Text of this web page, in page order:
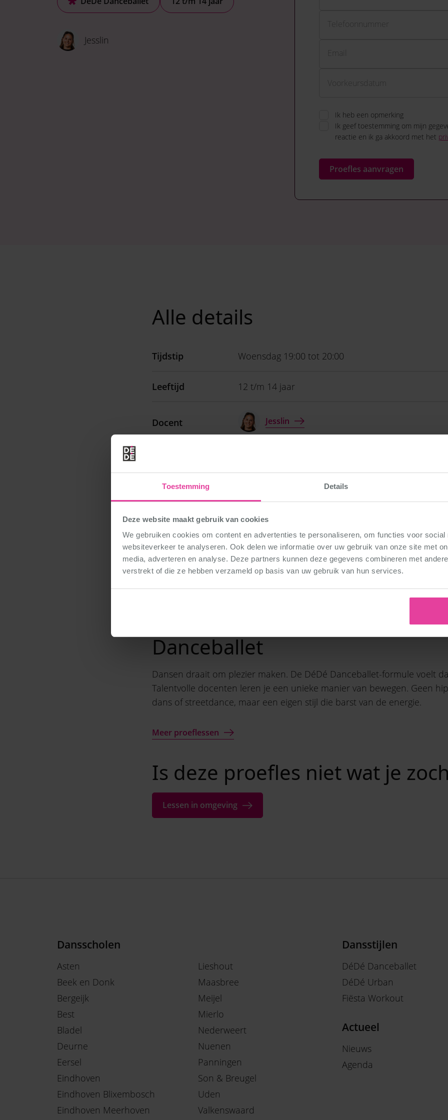
Toestemming Details
Deze website maakt gebruik van cookies
We gebruiken cookies om content en advertenties te personaliseren, om functies voor social
websiteverkeer te analyseren. Ook delen we informatie over uw gebruik van onze site met
media, adverteren en analyse. Deze partners kunnen deze gegevens combineren met
verstrekt of die ze hebben verzameld op basis van uw gebruik van hun services.
Jesslin
Telefoonnummer
Ik heb een opmerking
Ik geef toestemming om mijn
reactie en ik ga akkoord met het
Proefles aanvragen
Alle details
Tijdstip Woensdag 19:00 tot 20:00
Leeftijd 12 t/m 14 jaar
Docent Jesslin
Sporthal De Schop
5721 CN Asten
Route
Gewoon lekker dansen bij
Danceballet
Dansen draait om plezier maken. De DéDé Danceballet-formule voelt
Talentvolle docenten leren je een unieke manier van bewegen. Geen
dans of streetdance, maar een eigen stijl die barst van de energie.
Meer proeflessen
Is deze proefles niet wat je
Lessen in omgeving
Dansscholen
Asten
Beek en Donk
Bergeijk
Best
Bladel
Deurne
Eersel
Eindhoven
Eindhoven Blixembosch
Eindhoven Meerhoven
Lieshout
Maasbree
Meijel
Mierlo
Nederweert
Nuenen
Panningen
Son & Breugel
Uden
Valkenswaard
Dansstijlen
DéDé Danceballet
DéDé Urban
Fiësta Workout
Actueel
Nieuws
Agenda